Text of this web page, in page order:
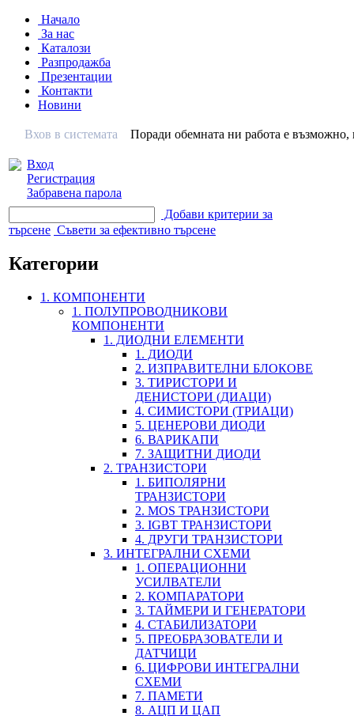
Начало
За нас
Каталози
Разпродажба
Презентации
Контакти
Новини
Вхов в системата
Вход
Регистрация
Забравена парола
Поради обемната ни работа е
Добави критерии за
търсене Съвети за ефективно търсене
Категории
1. КОМПОНЕНТИ
1. ПОЛУПРОВОДНИКОВИ
КОМПОНЕНТИ
1. ДИОДНИ ЕЛЕМЕНТИ
1. ДИОДИ
2. ИЗПРАВИТЕЛНИ БЛОКОВЕ
3. ТИРИСТОРИ И
ДЕНИСТОРИ (ДИАЦИ)
4. СИМИСТОРИ (ТРИАЦИ)
5. ЦЕНЕРОВИ ДИОДИ
6. ВАРИКАПИ
7. ЗАЩИТНИ ДИОДИ
2. ТРАНЗИСТОРИ
1. БИПОЛЯРНИ
ТРАНЗИСТОРИ
2. MOS ТРАНЗИСТОРИ
3. IGBT ТРАНЗИСТОРИ
4. ДРУГИ ТРАНЗИСТОРИ
3. ИНТЕГРАЛНИ СХЕМИ
1. ОПЕРАЦИОННИ
УСИЛВАТЕЛИ
2. КОМПАРАТОРИ
3. ТАЙМЕРИ И ГЕНЕРАТОРИ
4. СТАБИЛИЗАТОРИ
5. ПРЕОБРАЗОВАТЕЛИ И
ДАТЧИЦИ
6. ЦИФРОВИ ИНТЕГРАЛНИ
СХЕМИ
7. ПАМЕТИ
8. АЦП И ЦАП